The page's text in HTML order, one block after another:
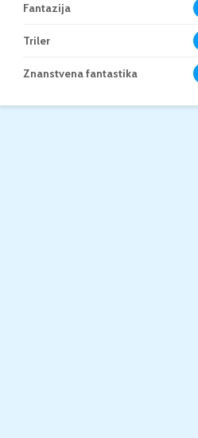
Fantazija
Triler
Znanstvena fantastika